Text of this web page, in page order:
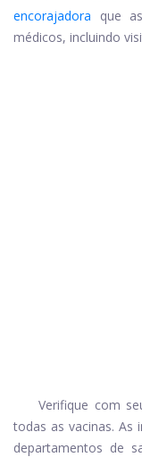
encorajadora
que
médicos, incluindo
Verifique com
todas as vacinas. As
departamentos de